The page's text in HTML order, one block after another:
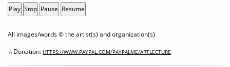
Play Stop Pause Resume
All images/words © the artist(s) and organization(s)
☆Donation: HTTPS://WWW.PAYPAL.COM/PAYPALME/ARTLECTURE